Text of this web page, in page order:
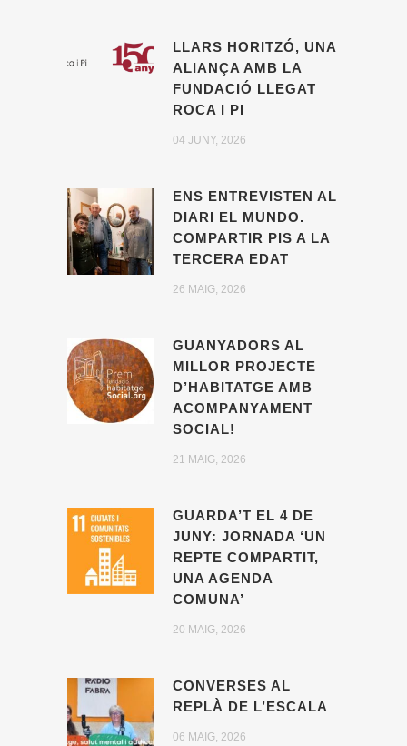
LLARS HORITZÓ, UNA
ALIANÇA AMB LA
FUNDACIÓ LLEGAT
ROCA I PI
04 JUNY, 2026
ENS ENTREVISTEN AL
DIARI EL MUNDO.
COMPARTIR PIS A LA
TERCERA EDAT
26 MAIG, 2026
GUANYADORS AL
MILLOR PROJECTE
D’HABITATGE AMB
ACOMPANYAMENT
SOCIAL!
21 MAIG, 2026
GUARDA’T EL 4 DE
JUNY: JORNADA ‘UN
REPTE COMPARTIT,
UNA AGENDA
COMUNA’
20 MAIG, 2026
CONVERSES AL
REPLÀ DE L’ESCALA
06 MAIG, 2026